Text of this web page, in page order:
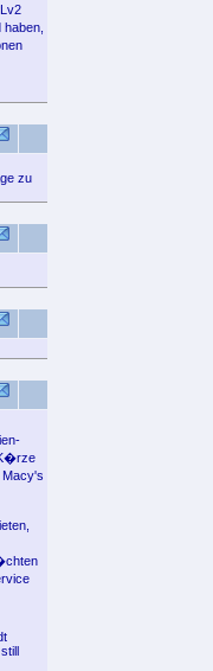
zu
Macy's